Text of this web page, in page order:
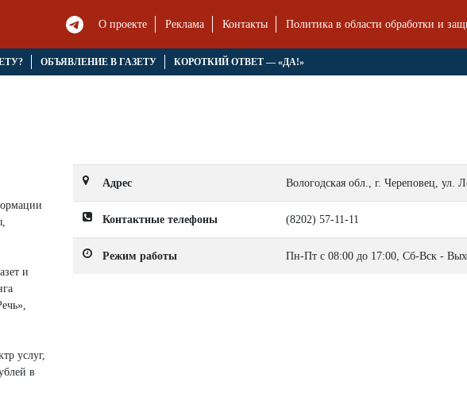
О проекте Реклама Контакты Политика в области обработки и
ОБЪЯВЛЕНИЕ В ГАЗЕТУ КОРОТКИЙ ОТВЕТ — «ДА!»
и
услуг,
в
Адрес Вологодская обл., г. Череповец, ул.
Контактные телефоны (8202) 57-11-11
Режим работы Пн-Пт с 08:00 до 17:00, Сб-Вск -